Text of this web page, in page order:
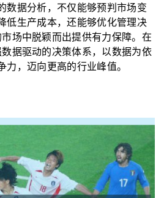
数据分析，不仅能够预判市场变
低生产成本，还能够优化管理决
场中脱颖而出提供有力保障。在
据驱动的决策体系，以数据为依
力，迈向更高的行业峰值。